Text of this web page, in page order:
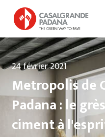
24 février 2021
Metropolis de
Padana : le
ciment à